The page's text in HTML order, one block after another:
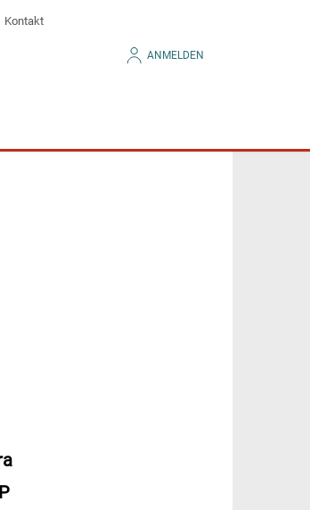
Kontakt
ANMELDEN